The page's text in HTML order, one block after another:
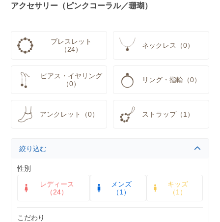
アクセサリー（ピンクコーラル／珊瑚）
ブレスレット
（24）
ネックレス（0）
ピアス・イヤリング
（0）
リング・指輪（0）
アンクレット（0） ストラップ（1）
絞り込む
性別
レディース
（24）
メンズ
（1）
キッズ
（1）
こだわり